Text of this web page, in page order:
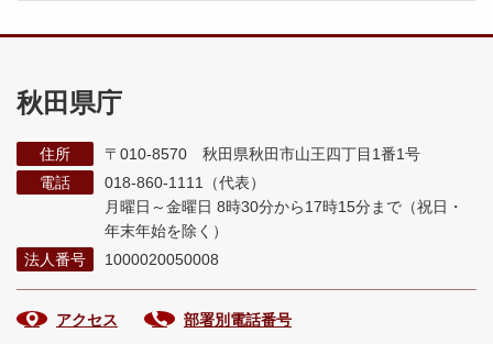
秋田県庁
住所
〒010-8570 秋田県秋田市山王四丁目1番1号
電話
018-860-1111（代表）
月曜日～金曜日 8時30分から17時15分まで （祝日・
年末年始を除く）
法人番号
1000020050008
アクセス 部署別電話番号